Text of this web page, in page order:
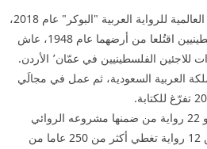
إبراهيم نصر الله الفائز بالجائزة العالمية للرواية العربية "البوكر" عام 2018،
من مواليد عمان من أبوين فلسطينيين اقتُلعا من أرضهما عام 1948، عاش
طفولته وشبابه في مخيم الوحدات للاجئين الفلسطينيين في عمّان٬ الأردن.
العربية السعودية، ثم عمل في مجالَي
نشر حتى الآن 15 ديوانا شعريا و 22 رواية من ضمنها مشروعه الروائي
(الملهاة الفلسطينية) المكون من 12 رواية تغطي أكثر من 250 عاما من